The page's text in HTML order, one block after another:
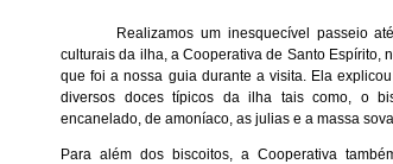
Realizamos um inesquecível passeio
culturais da ilha, a Cooperativa de Santo Espírito,
que foi a nossa guia durante a visita. Ela
diversos doces típicos da ilha tais como, o
encanelado, de amoníaco, as julias e a massa
Para além dos biscoitos, a Cooperativa